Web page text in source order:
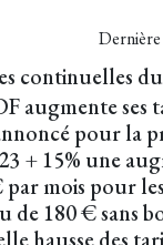
Dernière
continuelles
augmente ses
pour la
+ 15% une
mois pour
de 180 € sans